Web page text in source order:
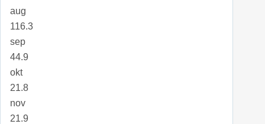
aug
116.3
sep
44.9
okt
21.8
nov
21.9